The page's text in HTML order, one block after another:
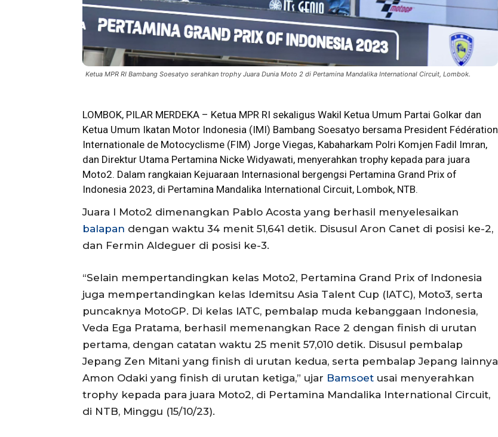
Ketua MPR RI Bambang Soesatyo serahkan trophy Juara Dunia Moto 2 di Pertamina Mandalika International Circuit, Lombok.
LOMBOK, PILAR MERDEKA – Ketua MPR RI sekaligus Wakil Ketua Umum Partai Golkar dan
Ketua Umum Ikatan Motor Indonesia (IMI) Bambang Soesatyo bersama President Fédération
Internationale de Motocyclisme (FIM) Jorge Viegas, Kabaharkam Polri Komjen Fadil Imran,
dan Direktur Utama Pertamina Nicke Widyawati, menyerahkan trophy kepada para juara
Moto2. Dalam rangkaian Kejuaraan Internasional bergengsi Pertamina Grand Prix of
Indonesia 2023, di Pertamina Mandalika International Circuit, Lombok, NTB.
Juara I Moto2 dimenangkan Pablo Acosta yang berhasil menyelesaikan
balapan dengan waktu 34 menit 51,641 detik. Disusul Aron Canet di posisi ke-2,
dan Fermin Aldeguer di posisi ke-3.
“Selain mempertandingkan kelas Moto2, Pertamina Grand Prix of Indonesia
juga mempertandingkan kelas Idemitsu Asia Talent Cup (IATC), Moto3, serta
puncaknya MotoGP. Di kelas IATC, pembalap muda kebanggaan Indonesia,
Veda Ega Pratama, berhasil memenangkan Race 2 dengan finish di urutan
pertama, dengan catatan waktu 25 menit 57,010 detik. Disusul pembalap
Jepang Zen Mitani yang finish di urutan kedua, serta pembalap Jepang lainnya
Amon Odaki yang finish di urutan ketiga,” ujar Bamsoet usai menyerahkan
trophy kepada para juara Moto2, di Pertamina Mandalika International Circuit,
di NTB, Minggu (15/10/23).